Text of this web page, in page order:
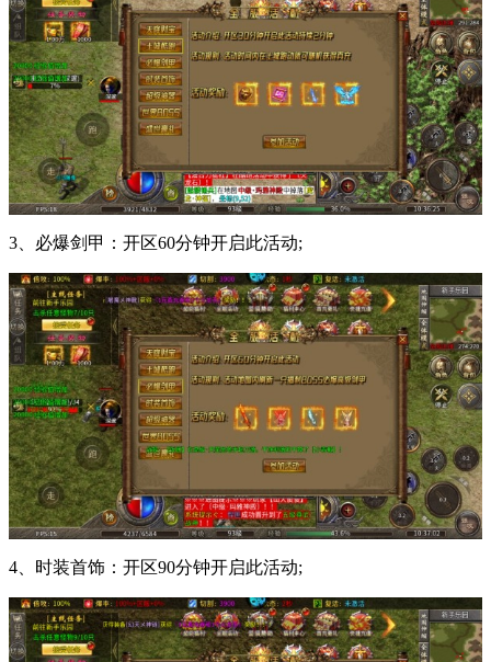
3、必爆剑甲：开区60分钟开启此活动;
4、时装首饰：开区90分钟开启此活动;